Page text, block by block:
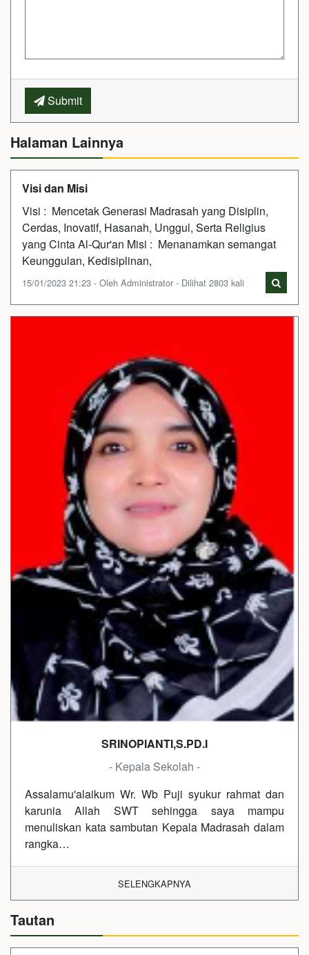
Submit
Halaman Lainnya
Visi dan Misi
Visi : Mencetak Generasi Madrasah yang Disiplin,
Cerdas, Inovatif, Hasanah, Unggul, Serta Religius
yang Cinta Al-Qur'an Misi : Menanamkan semangat
Keunggulan, Kedisiplinan,
15/01/2023 21:23 - Oleh Administrator - Dilihat 2803 kali
SRINOPIANTI,S.PD.I
- Kepala Sekolah -
Assalamu'alaikum Wr. Wb Puji syukur rahmat dan
karunia Allah SWT sehingga saya mampu
menuliskan kata sambutan Kepala Madrasah dalam
rangka…
SELENGKAPNYA
Tautan